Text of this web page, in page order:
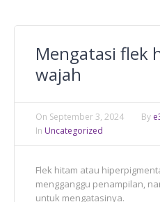
Mengatasi flek
wajah
On September 3, 2024 By
In Uncategorized
Flek hitam atau
mengganggu penampilan,
untuk mengatasinya.